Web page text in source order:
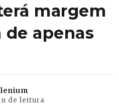
margem
apenas
de leitura